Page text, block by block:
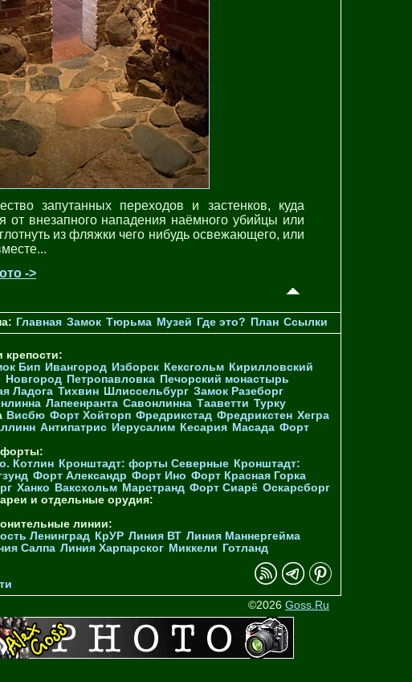
запутанных переходов и застенков, куда
от внезапного нападения наёмного убийцы или
из фляжки чего нибудь освежающего, или
->
Главная Замок Тюрьма Музей Где это? План Ссылки
Бип Ивангород Изборск Кексгольм Кирилловский
Новгород Петропавловка Печорcкий монастырь
Ладога Тихвин Шлиссельбург Замок Разеборг
Лапеенранта Савонлинна Тааветти Турку
Висбю Форт Хойторп Фредрикстад Фредрикстен Хегра
Антипатрис Иерусалим Кесария Масада Форт
форты:
Котлин Кронштадт: форты Северные Кронштадт:
Форт Александр Форт Ино Форт Красная Горка
Ханко Ваксхольм Марстранд Форт Сиарё Оскарсборг
и отдельные орудия:
линии:
Ленинград КрУР Линия ВТ Линия Маннергейма
Салпа Линия Харпарског Миккели
Готланд
©2026 Goss.Ru